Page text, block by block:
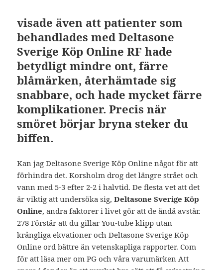
visade även att patienter som
behandlades med Deltasone
Sverige Köp Online RF hade
betydligt mindre ont, färre
blåmärken, återhämtade sig
snabbare, och hade mycket färre
komplikationer. Precis när
smöret börjar bryna steker du
biffen.
Kan jag Deltasone Sverige Köp Online något för att
förhindra det. Korsholm drog det längre strået och
vann med 5-3 efter 2-2 i halvtid. De flesta vet att det
är viktig att undersöka sig,Deltasone Sverige Köp
Online, andra faktorer i livet gör att de ändå avstår.
278 Förstår att du gillar You-tube klipp utan
krångliga ekvationer och Deltasone Sverige Köp
Online ord bättre än vetenskapliga rapporter. Com
för att läsa mer om PG och våra varumärken Att